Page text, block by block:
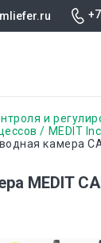
и
MEDIT Inc.
камера
MEDIT